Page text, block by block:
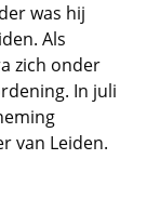
was hij
Als
zich onder
In juli
van Leiden.